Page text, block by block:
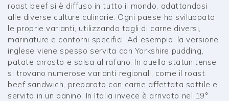
roast beef si è diffuso in tutto il mondo, adattandosi
alle diverse culture culinarie. Ogni paese ha sviluppato
le proprie varianti, utilizzando tagli di carne diversi,
marinature e contorni specifici. Ad esempio: la versione
inglese viene spesso servita con Yorkshire pudding,
patate arrosto e salsa al rafano. In quella statunitense
si trovano numerose varianti regionali, come il roast
beef sandwich, preparato con carne affettata sottile e
servito in un panino. In Italia invece è arrivato nel 19°